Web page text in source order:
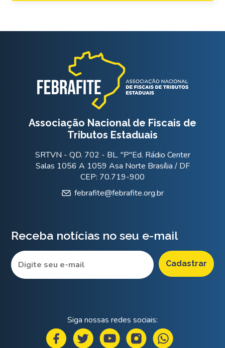
Associação Nacional de Fiscais de
Tributos Estaduais
SRTVN - QD. 702 - BL. "P"Ed. Rádio Center
Salas 1056 A 1059 Asa Norte Brasília / DF
CEP: 70.719-900
febrafite@febrafite.org.br
Receba notícias no seu e-mail
Siga nossas redes sociais: